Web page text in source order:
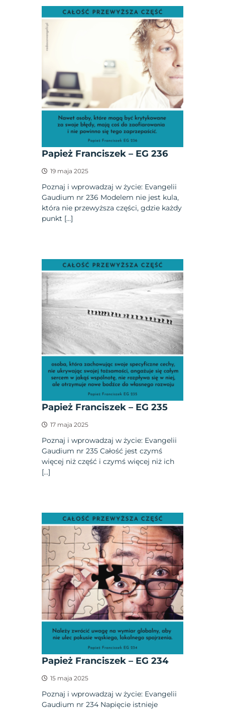
Papież Franciszek – EG 236
19 maja 2025
Poznaj i wprowadzaj w życie: Evangelii
Gaudium nr 236 Modelem nie jest kula,
która nie przewyższa części, gdzie każdy
punkt […]
Papież Franciszek – EG 235
17 maja 2025
Poznaj i wprowadzaj w życie: Evangelii
Gaudium nr 235 Całość jest czymś
więcej niż część i czymś więcej niż ich
[…]
Papież Franciszek – EG 234
15 maja 2025
Poznaj i wprowadzaj w życie: Evangelii
Gaudium nr 234 Napięcie istnieje